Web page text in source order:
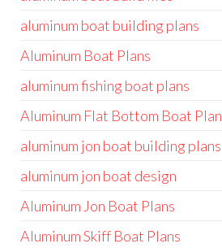
aluminum boat building plans
Aluminum Boat Plans
aluminum fishing boat plans
Aluminum Flat Bottom Boat
aluminum jon boat building plans
aluminum jon boat design
Aluminum Jon Boat Plans
Aluminum Skiff Boat Plans